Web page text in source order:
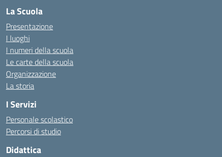
La Scuola
Presentazione
I luoghi
I numeri della scuola
Le carte della scuola
Organizzazione
La storia
I Servizi
Personale scolastico
Percorsi di studio
Didattica